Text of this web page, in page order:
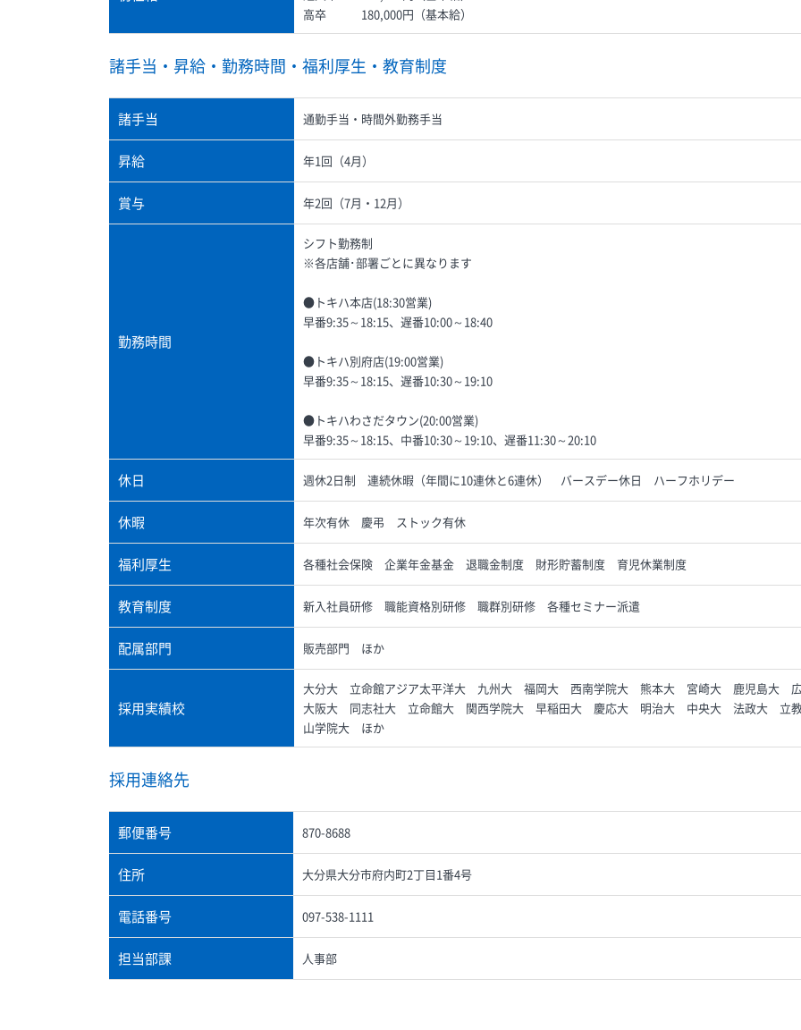
高卒 180,000円（基本給）
諸手当・昇給・勤務時間・福利厚生・教育制度
諸手当 通勤手当・時間外勤務手当
昇給 年1回（4月）
賞与 年2回（7月・12月）
勤務時間
シフト勤務制
※各店舗･部署ごとに異なります
●トキハ本店(18:30営業)
早番9:35～18:15、遅番10:00～18:40
●トキハ別府店(19:00営業)
早番9:35～18:15、遅番10:30～19:10
●トキハわさだタウン(20:00営業)
早番9:35～18:15、中番10:30～19:10、遅番11:30～20:10
休日 週休2日制 連続休暇（年間に10連休と6連休） バースデー休日 ハーフホリデー
休暇 年次有休 慶弔 ストック有休
福利厚生 各種社会保険 企業年金基金 退職金制度 財形貯蓄制度 育児休業制度
教育制度 新入社員研修 職能資格別研修 職群別研修 各種セミナー派遣
配属部門 販売部門 ほか
採用実績校
大分大 立命館アジア太平洋大 九州大 福岡大 西南学院大 熊本大 宮崎大 鹿児島大
大阪大 同志社大 立命館大 関西学院大 早稲田大 慶応大 明治大 中央大 法政大 立
山学院大 ほか
採用連絡先
郵便番号 870-8688
住所 大分県大分市府内町2丁目1番4号
電話番号 097-538-1111
担当部課 人事部